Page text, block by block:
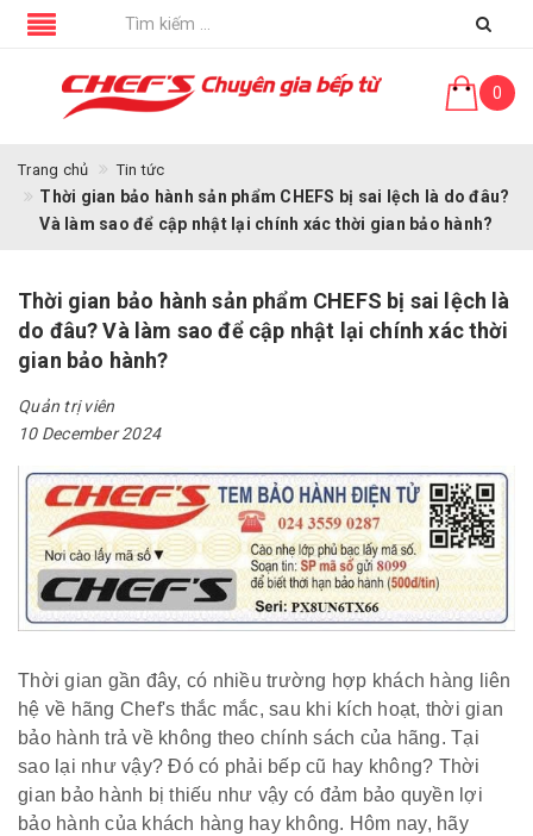
0
Trang chủ Tin tức
Thời gian bảo hành sản phẩm CHEFS bị sai lệch là do đâu?
Và làm sao để cập nhật lại chính xác thời gian bảo hành?
Thời gian bảo hành sản phẩm CHEFS bị sai lệch là
do đâu? Và làm sao để cập nhật lại chính xác thời
gian bảo hành?
Quản trị viên
10 December 2024
Thời gian gần đây, có nhiều trường hợp khách hàng liên
hệ về hãng Chef's thắc mắc, sau khi kích hoạt, thời gian
bảo hành trả về không theo chính sách của hãng. Tại
sao lại như vậy? Đó có phải bếp cũ hay không? Thời
gian bảo hành bị thiếu như vậy có đảm bảo quyền lợi
bảo hành của khách hàng hay không. Hôm nay, hãy